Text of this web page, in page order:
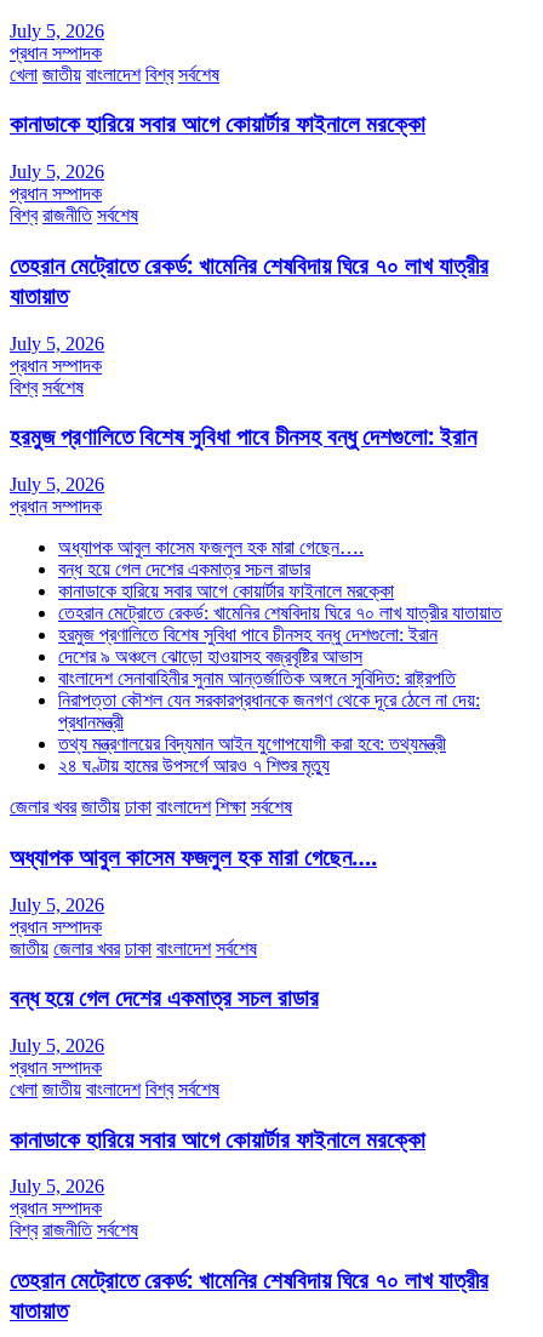
July 5, 2026
প্রধান সম্পাদক
খেলা জাতীয় বাংলাদেশ বিশ্ব সর্বশেষ
কানাডাকে হারিয়ে সবার আগে কোয়ার্টার ফাইনালে মরক্কো
July 5, 2026
প্রধান সম্পাদক
বিশ্ব রাজনীতি সর্বশেষ
তেহরান মেট্রোতে রেকর্ড: খামেনির শেষবিদায় ঘিরে ৭০ লাখ যাত্রীর
যাতায়াত
July 5, 2026
প্রধান সম্পাদক
বিশ্ব সর্বশেষ
হরমুজ প্রণালিতে বিশেষ সুবিধা পাবে চীনসহ বন্ধু দেশগুলো: ইরান
July 5, 2026
প্রধান সম্পাদক
অধ্যাপক আবুল কাসেম ফজলুল হক মারা গেছেন….
বন্ধ হয়ে গেল দেশের একমাত্র সচল রাডার
কানাডাকে হারিয়ে সবার আগে কোয়ার্টার ফাইনালে মরক্কো
তেহরান মেট্রোতে রেকর্ড: খামেনির শেষবিদায় ঘিরে ৭০ লাখ যাত্রীর যাতায়াত
হরমুজ প্রণালিতে বিশেষ সুবিধা পাবে চীনসহ বন্ধু দেশগুলো: ইরান
দেশের ৯ অঞ্চলে ঝোড়ো হাওয়াসহ বজ্রবৃষ্টির আভাস
বাংলাদেশ সেনাবাহিনীর সুনাম আন্তর্জাতিক অঙ্গনে সুবিদিত: রাষ্ট্রপতি
নিরাপত্তা কৌশল যেন সরকারপ্রধানকে জনগণ থেকে দূরে ঠেলে না দেয়:
প্রধানমন্ত্রী
তথ্য মন্ত্রণালয়ের বিদ্যমান আইন যুগোপযোগী করা হবে: তথ্যমন্ত্রী
২৪ ঘণ্টায় হামের উপসর্গে আরও ৭ শিশুর মৃত্যু
জেলার খবর জাতীয় ঢাকা বাংলাদেশ শিক্ষা সর্বশেষ
অধ্যাপক আবুল কাসেম ফজলুল হক মারা গেছেন….
July 5, 2026
প্রধান সম্পাদক
জাতীয় জেলার খবর ঢাকা বাংলাদেশ সর্বশেষ
বন্ধ হয়ে গেল দেশের একমাত্র সচল রাডার
July 5, 2026
প্রধান সম্পাদক
খেলা জাতীয় বাংলাদেশ বিশ্ব সর্বশেষ
কানাডাকে হারিয়ে সবার আগে কোয়ার্টার ফাইনালে মরক্কো
July 5, 2026
প্রধান সম্পাদক
বিশ্ব রাজনীতি সর্বশেষ
তেহরান মেট্রোতে রেকর্ড: খামেনির শেষবিদায় ঘিরে ৭০ লাখ যাত্রীর
যাতায়াত